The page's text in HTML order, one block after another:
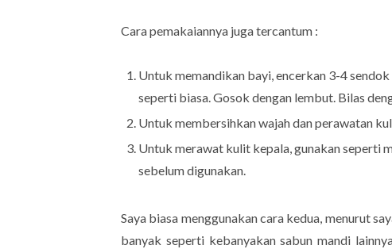
Cara pemakaiannya juga tercantum :
Untuk memandikan bayi, encerkan 3-4
seperti biasa. Gosok dengan lembut. Bilas
Untuk membersihkan wajah dan perawatan
Untuk merawat kulit kepala, gunakan seperti
sebelum digunakan.
Saya biasa menggunakan cara kedua, menurut
banyak seperti kebanyakan sabun mandi